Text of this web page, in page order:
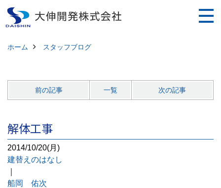
ホーム スタッフブログ
前の記事 一覧 次の記事
解体工事
2014/10/20(月)
建替えのはなし
船岡 佑次